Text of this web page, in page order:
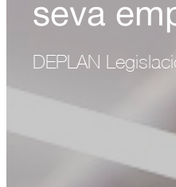
seva
DEPLAN